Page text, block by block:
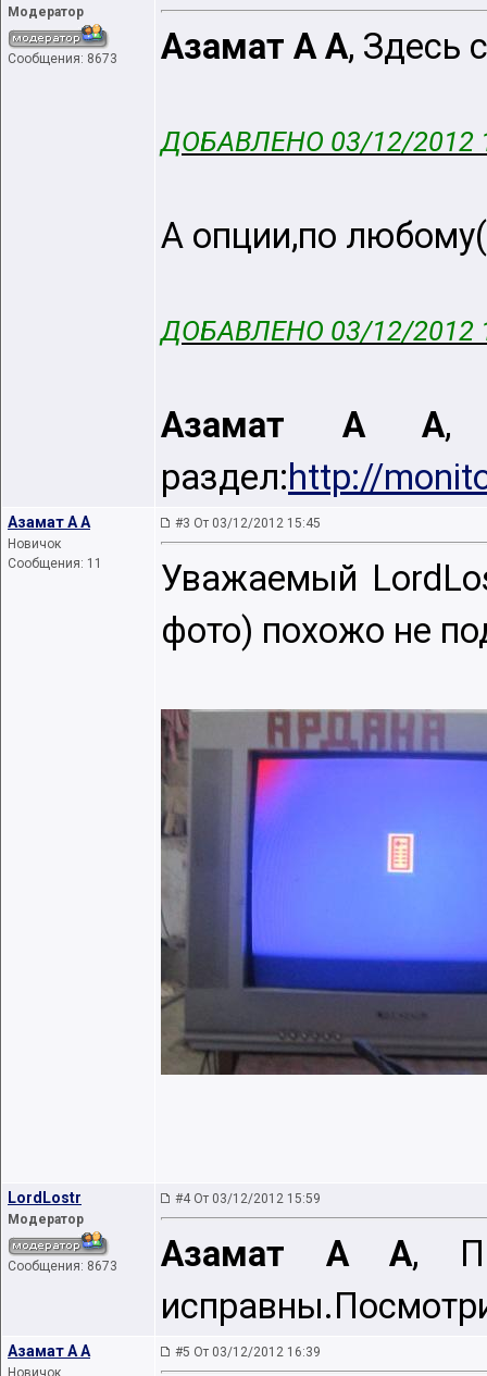
Модератор
Сообщения: 8673 Азамат А А, Здесь
ДОБАВЛЕНО 03/12/2012
А опции,по
ДОБАВЛЕНО 03/12/2012
Азамат А А,
раздел:http://
Азамат А А
Новичок
Сообщения: 11
#3 От 03/12/2012 15:45
Уважаемый
фото) похожо не
LordLostr
Модератор
Сообщения: 8673
#4 От 03/12/2012 15:59
Азамат А А,
Азамат А А
Новичок
#5 От 03/12/2012 16:39